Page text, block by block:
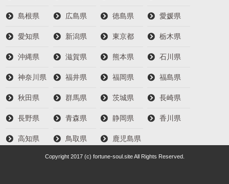
島根県 広島県 徳島県 愛媛県
愛知県 新潟県 東京都 栃木県
沖縄県 滋賀県 熊本県 石川県
神奈川県 福井県 福岡県 福島県
秋田県 群馬県 茨城県 長崎県
長野県 青森県 静岡県 香川県
高知県 鳥取県 鹿児島県
Copyright 2017 (c) fortune-soul.site All Rights Reserved.